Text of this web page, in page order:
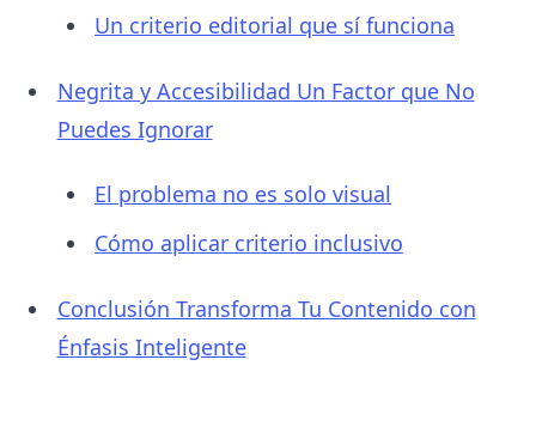
Un criterio editorial que sí funciona
Negrita y Accesibilidad Un Factor que No
Puedes Ignorar
El problema no es solo visual
Cómo aplicar criterio inclusivo
Conclusión Transforma Tu Contenido con
Énfasis Inteligente